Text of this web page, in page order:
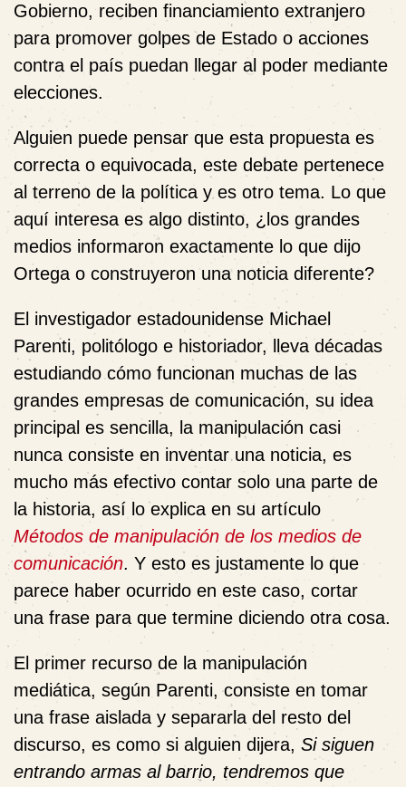
Gobierno, reciben financiamiento extranjero
para promover golpes de Estado o acciones
contra el país puedan llegar al poder mediante
elecciones.
Alguien puede pensar que esta propuesta es
correcta o equivocada, este debate pertenece
al terreno de la política y es otro tema. Lo que
aquí interesa es algo distinto, ¿los grandes
medios informaron exactamente lo que dijo
Ortega o construyeron una noticia diferente?
El investigador estadounidense Michael
Parenti, politólogo e historiador, lleva décadas
estudiando cómo funcionan muchas de las
grandes empresas de comunicación, su idea
principal es sencilla, la manipulación casi
nunca consiste en inventar una noticia, es
mucho más efectivo contar solo una parte de
la historia, así lo explica en su artículo
Métodos de manipulación de los medios de
comunicación. Y esto es justamente lo que
parece haber ocurrido en este caso, cortar
una frase para que termine diciendo otra cosa.
El primer recurso de la manipulación
mediática, según Parenti, consiste en tomar
una frase aislada y separarla del resto del
discurso, es como si alguien dijera, Si siguen
entrando armas al barrio, tendremos que